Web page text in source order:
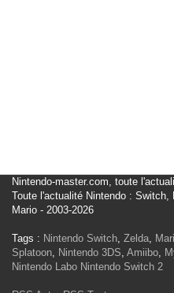
Nintendo-master.com, toute
Toute l'actualité Nintendo :
Mario - 2003-2026
Tags : Nintendo Switch, Zelda,
Splatoon, Nintendo 3DS, Amiibo,
Nintendo Labo Nintendo Switch 2